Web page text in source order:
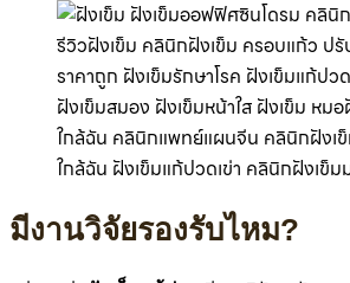
มีงานวิจัยรองรับไหม?